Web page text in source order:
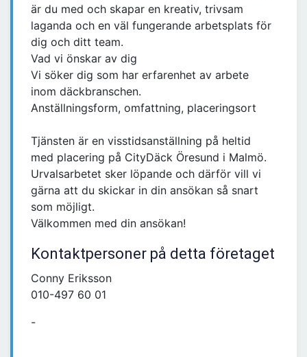
är du med och skapar en kreativ, trivsam
laganda och en väl fungerande arbetsplats för
dig och ditt team.
Vad vi önskar av dig
Vi söker dig som har erfarenhet av arbete
inom däckbranschen.
Anställningsform, omfattning, placeringsort
Tjänsten är en visstidsanställning på heltid
med placering på CityDäck Öresund i Malmö.
Urvalsarbetet sker löpande och därför vill vi
gärna att du skickar in din ansökan så snart
som möjligt.
Välkommen med din ansökan!
Kontaktpersoner på detta företaget
Conny Eriksson
010-497 60 01
-